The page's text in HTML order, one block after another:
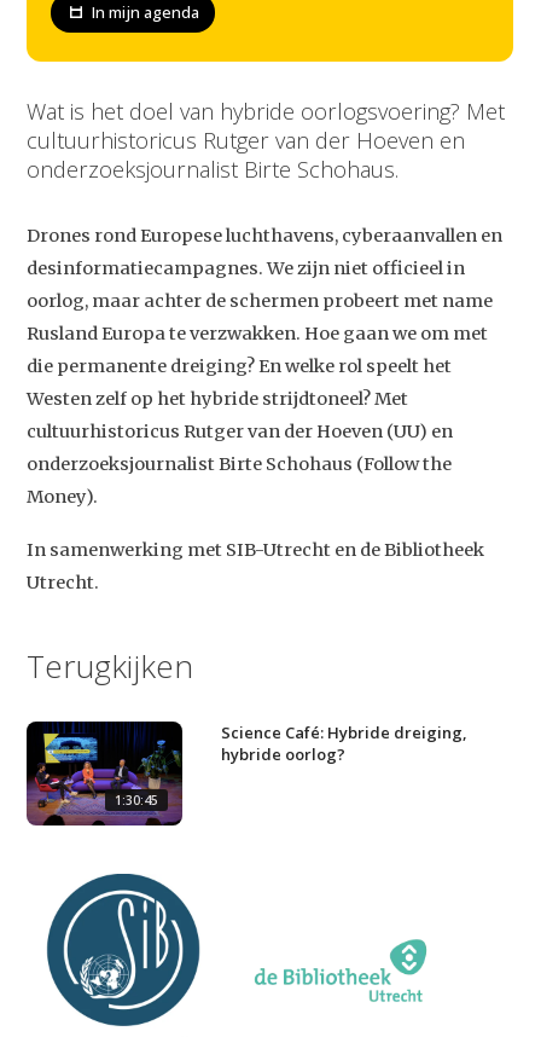
In mijn agenda
Wat is het doel van hybride oorlogsvoering? Met
cultuurhistoricus Rutger van der Hoeven en
onderzoeksjournalist Birte Schohaus.
Drones rond Europese luchthavens, cyberaanvallen en
desinformatiecampagnes. We zijn niet officieel in
oorlog, maar achter de schermen probeert met name
Rusland Europa te verzwakken. Hoe gaan we om met
die permanente dreiging? En welke rol speelt het
Westen zelf op het hybride strijdtoneel? Met
cultuurhistoricus Rutger van der Hoeven (UU) en
onderzoeksjournalist Birte Schohaus (Follow the
Money).
In samenwerking met SIB-Utrecht en de Bibliotheek
Utrecht.
Terugkijken
1:30:45
Science Café: Hybride dreiging,
hybride oorlog?